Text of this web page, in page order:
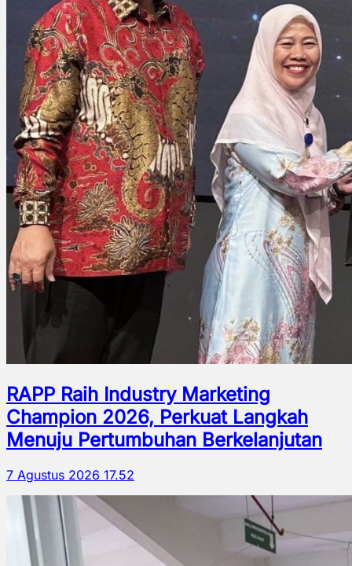
RAPP Raih Industry Marketing
Champion 2026, Perkuat Langkah
Menuju Pertumbuhan Berkelanjutan
7 Agustus 2026 17.52